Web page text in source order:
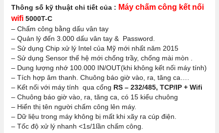
Thông số kỹ thuật chi tiết của : Máy chấm công kết nối
wifi 5000T-C
– Chấm công bằng dấu vân tay
– Quản lý đến 3.000 dấu vân tay & Password.
– Sử dụng Chip xử lý Intel của Mỹ mới nhất năm 2015
– Sử dụng Sensor thế hệ mới chống trầy, chống mài mòn .
– Dung lượng nhớ 100.000 IN/OUT(khi không kết nối máy tính)
– Tích hợp âm thanh. Chuông báo giờ vào, ra, tăng ca….
– Kết nối với máy tính qua cổng RS – 232/485, TCP/IP + Wifi
– Chuông báo giờ vào, ra, tăng ca, có 15 kiểu chuông
– Hiển thị tên người chấm công lên máy.
– Dữ liệu trong máy không bị mất khi xãy ra cúp điện.
– Tốc độ xử lý nhanh <1s/1lần chấm công.